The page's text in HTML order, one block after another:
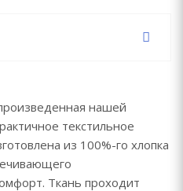
нашей
текстильное
из 100%-го хлопка
Ткань проходит